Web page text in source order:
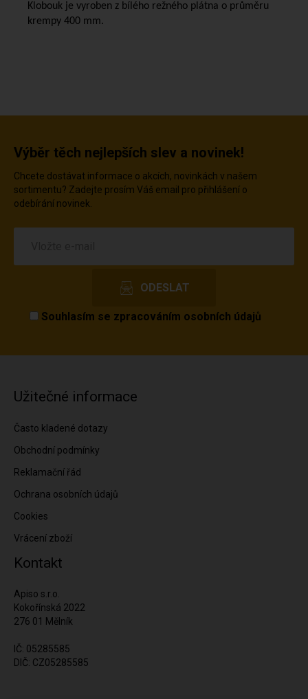
Klobouk je vyroben z bílého režného plátna o průměru
krempy 400 mm.
Výběr těch nejlepších slev a novinek!
Chcete dostávat informace o akcích, novinkách v našem
sortimentu? Zadejte prosím Váš email pro přihlášení o
odebírání novinek.
Souhlasím se zpracováním osobních údajů
Užitečné informace
Často kladené dotazy
Obchodní podmínky
Reklamační řád
Ochrana osobních údajů
Cookies
Vrácení zboží
Kontakt
Apiso s.r.o.
Kokořínská 2022
276 01 Mělník
IČ: 05285585
DIČ: CZ05285585